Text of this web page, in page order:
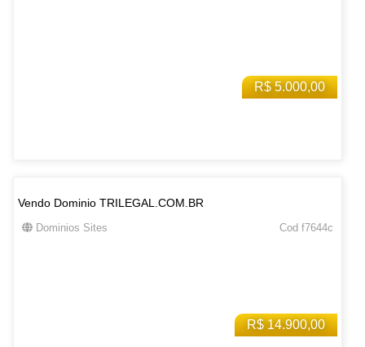
R$ 5.000,00
R$ 14.900,00
Vendo Dominio TRILEGAL.COM.BR
Dominios Sites Cod f7644c